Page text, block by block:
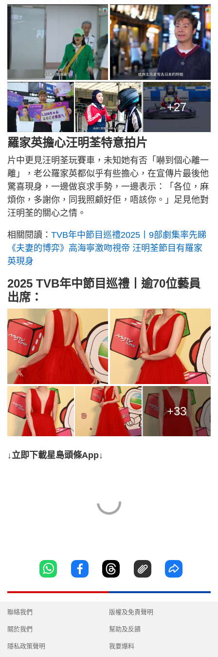
+27
羅家英擔心汪明荃特意拍片
片中更見汪明荃玩賽車，未知她有否「嚇到個心離一
離」，老公羅家英都似乎有些擔心，在宣傳片最後他
驚喜現身，一邊做哀求手勢，一邊表示：「各位，麻
煩你，多謝你，同我照顧好佢，唔該你。」足見他對
汪明荃的關心之情。
相關閱讀： TVB年中節目巡禮2025丨9部劇集率先睇
《夫妻的博弈》高海寧激吻視帝 汪明荃節目有羅家
英現身
2025 TVB年中節目巡禮丨逾70位藝員
出席：
+33
↓立即下載星島頭條App↓
聯絡我們
關於我們
隱私政策聲明
版權及免責聲明
幫助及反饋
我要爆料